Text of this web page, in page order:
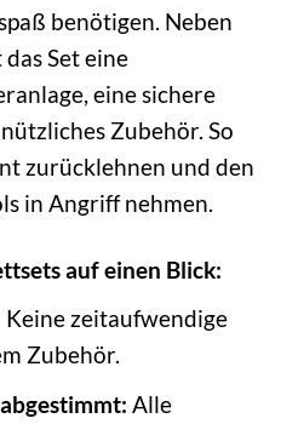
benötigen. Neben
Set eine
eine sichere
Zubehör. So
zurücklehnen und den
in Angriff nehmen.
auf einen Blick:
Keine zeitaufwendige
Zubehör.
Alle